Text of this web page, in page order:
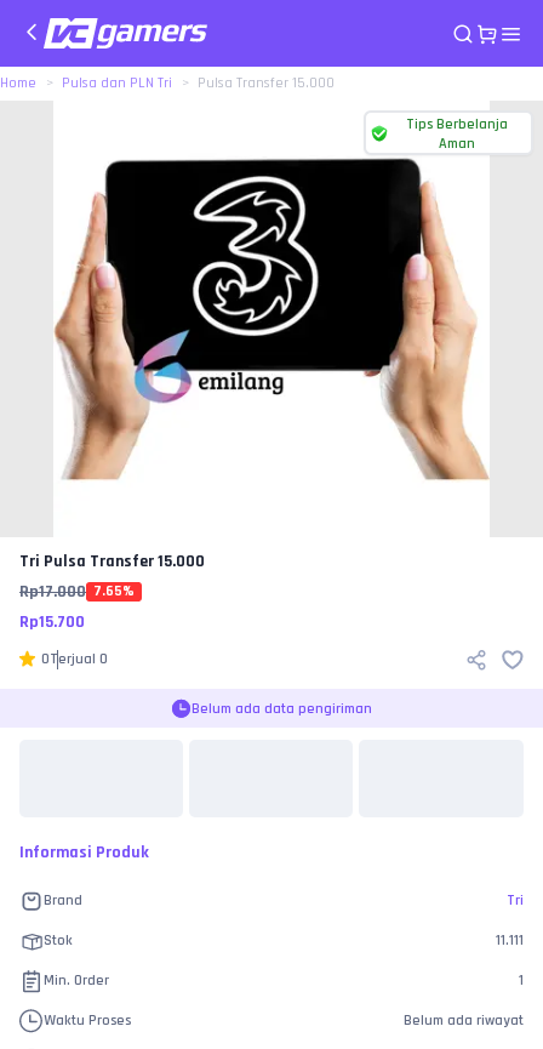
Home Pulsa dan PLN Tri Pulsa Transfer 15.000
Tips Berbelanja
Aman
Tri Pulsa Transfer 15.000
Rp17.000 7.65%
Rp15.700
0Terjual 0
Belum ada data pengiriman
Informasi Produk
Brand Tri
Stok 11.111
Min. Order 1
Waktu Proses Belum ada riwayat